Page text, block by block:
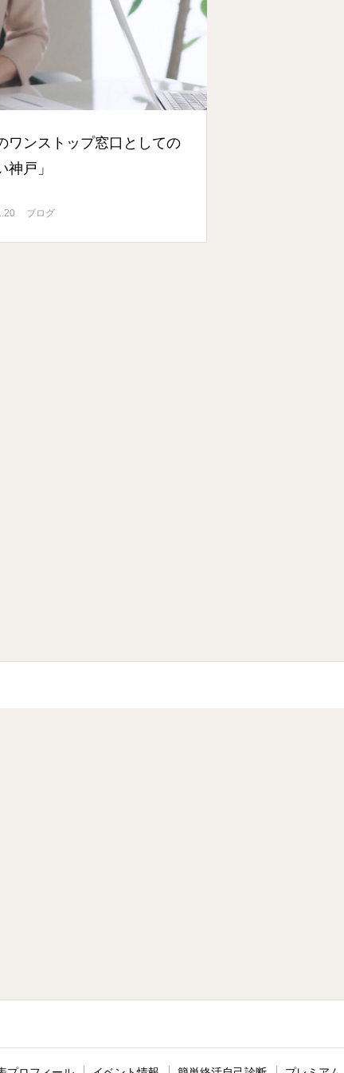
ワンストップ窓口としての
神戸」
ブログ